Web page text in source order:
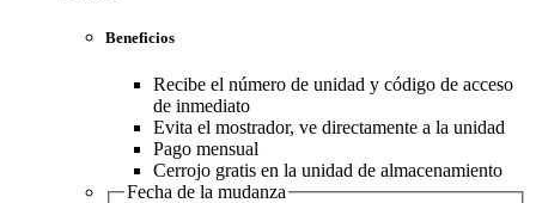
Beneficios
Recibe el número de unidad y código de acceso
de inmediato
Evita el mostrador, ve directamente a la unidad
Pago mensual
Cerrojo gratis en la unidad de almacenamiento
Fecha de la mudanza